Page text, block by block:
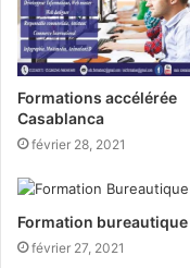
Formations accélérée
Casablanca
février 28, 2021
Formation bureautique
février 27, 2021